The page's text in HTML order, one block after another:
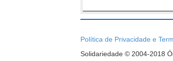
Política de Privacidade e
Solidariedade © 2004-2018